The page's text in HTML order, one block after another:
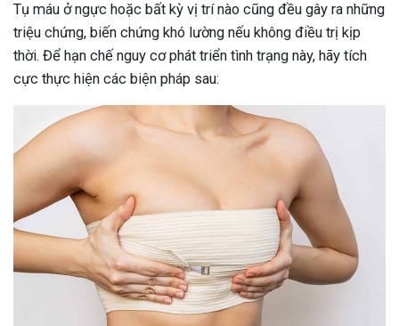
Tụ máu ở ngực hoặc bất kỳ vị trí nào cũng đều gây ra những
triệu chứng, biến chứng khó lường nếu không điều trị kịp
thời. Để hạn chế nguy cơ phát triển tình trạng này, hãy tích
cực thực hiện các biện pháp sau: